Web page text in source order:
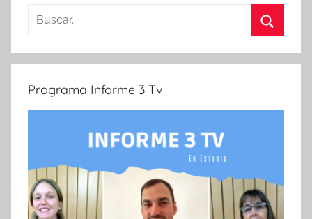
Buscar:
Programa Informe 3 Tv